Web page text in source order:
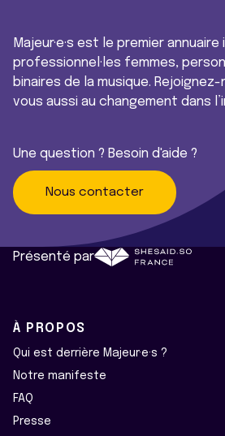
Majeur·e·s est le premier
professionnel·les femmes,
binaires de la musique.
vous aussi au changement dans
Une question ? Besoin d'aide ?
Nous contacter
Présenté par
À PROPOS
Qui est derrière Majeur·e·s ?
Notre manifeste
FAQ
Presse